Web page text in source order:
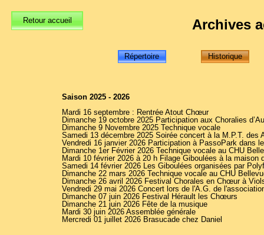
Saison 2025 - 2026
Mardi 16 septembre : Rentrée Atout Chœur
Dimanche 19 octobre 2025 Participation aux Choralies
Dimanche 9 Novembre 2025 Technique vocale
Samedi 13 décembre 2025 Soirée concert à la M.P.T.
Vendredi 16 janvier 2026 Participation à PassoPark dans
Dimanche 1er Février 2026 Technique vocale au CHU
Mardi 10 février 2026 à 20 h Filage Giboulées à la maison
Samedi 14 février 2026 Les Giboulées organisées par
Dimanche 22 mars 2026 Technique vocale au CHU
Dimanche 26 avril 2026 Festival Chorales en Chœur à
Vendredi 29 mai 2026 Concert lors de l'A.G. de
Dimanche 07 juin 2026 Festival Hérault les Chœurs
Dimanche 21 juin 2026 Fête de la musique
Mardi 30 juin 2026 Assemblée générale
Mercredi 01 juillet 2026 Brasucade chez Daniel
Archives
Historique
Répertoire
Retour accueil